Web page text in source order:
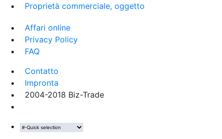
Proprietà commerciale, oggetto
Affari online
Privacy Policy
FAQ
Contatto
Impronta
2004-2018 Biz-Trade